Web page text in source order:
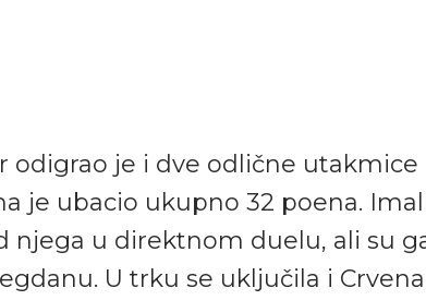
odigrao je i dve odlične
je ubacio ukupno 32 poena.
njega u direktnom duelu, ali su
U trku se uključila i Crvena